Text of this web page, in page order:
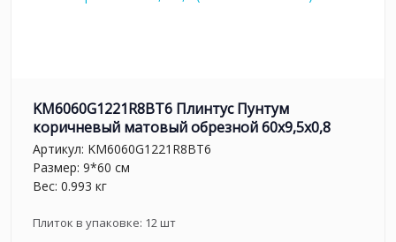
KM6060G1221R8BT6 Плинтус Пунтум
коричневый матовый обрезной 60x9,5x0,8
Артикул: KM6060G1221R8BT6
Размер: 9*60 см
Вес: 0.993 кг
Плиток в упаковке: 12шт